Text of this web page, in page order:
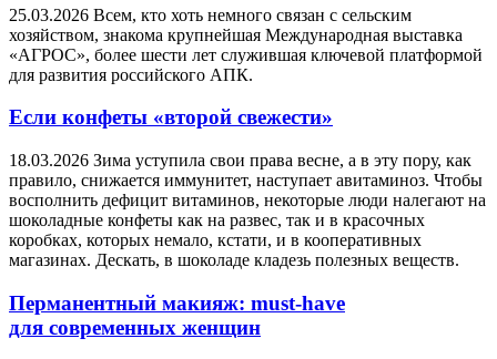
25.03.2026 Всем, кто хоть немного связан с сельским
хозяйством, знакома крупнейшая Международная выставка
«АГРОС», более шести лет служившая ключевой платформой
для развития российского АПК.
Если конфеты «второй свежести»
18.03.2026 Зима уступила свои права весне, а в эту пору, как
правило, снижается иммунитет, наступает авитаминоз. Чтобы
восполнить дефицит витаминов, некоторые люди налегают на
шоколадные конфеты как на развес, так и в красочных
коробках, которых немало, кстати, и в кооперативных
магазинах. Дескать, в шоколаде кладезь полезных веществ.
Перманентный макияж: must‑have
для современных женщин